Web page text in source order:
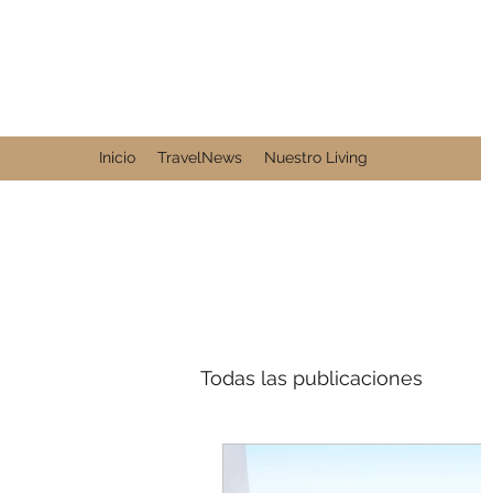
Inicio TravelNews Nuestro Living
Todas las publicaciones